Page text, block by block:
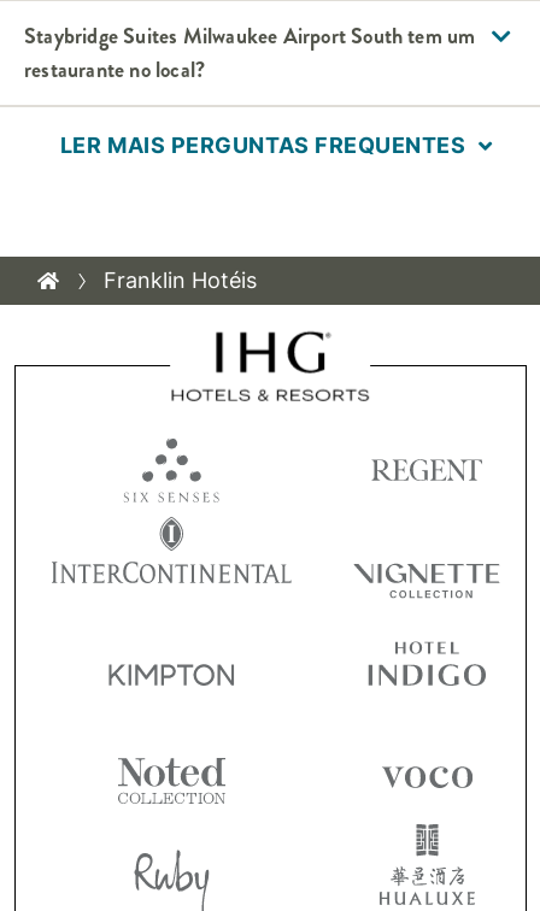
Staybridge Suites Milwaukee Airport Southtem um
restaurante no local?
LER MAIS PERGUNTAS FREQUENTES
Franklin Hotéis